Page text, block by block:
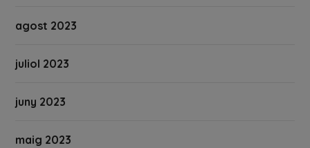
agost 2023
juliol 2023
juny 2023
maig 2023